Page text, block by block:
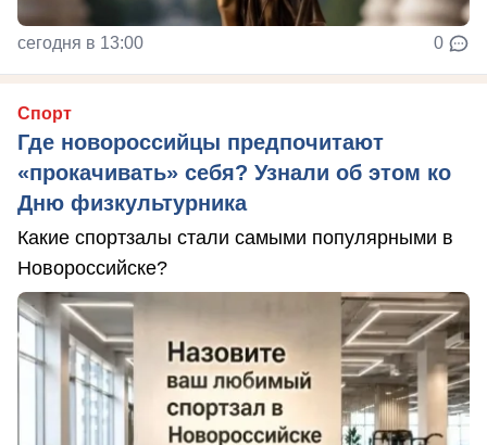
сегодня в 13:00 0
Спорт
Где новороссийцы предпочитают
«прокачивать» себя? Узнали об этом ко
Дню физкультурника
Какие спортзалы стали самыми популярными в
Новороссийске?